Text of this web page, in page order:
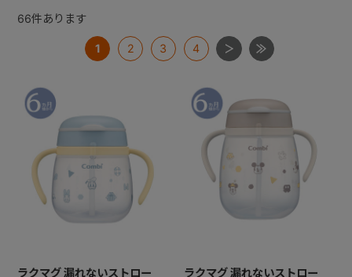
66件あります
1 2 3 4
ラクマグ 漏れないストロー
ラクマグ 漏れないストロー